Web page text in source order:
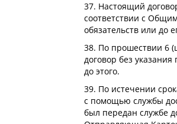
37. Настоящий
соответствии с
обязательств или до
38. По прошествии 6
договор без
до этого.
39. По истечении
с помощью службы
был передан службе